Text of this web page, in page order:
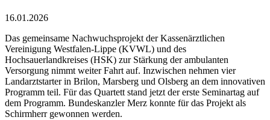
16.01.2026
Das gemeinsame Nachwuchsprojekt der Kassenärztlichen
Vereinigung Westfalen-Lippe (KVWL) und des
Hochsauerlandkreises (HSK) zur Stärkung der ambulanten
Versorgung nimmt weiter Fahrt auf. Inzwischen nehmen vier
Landarztstarter in Brilon, Marsberg und Olsberg an dem innovativen
Programm teil. Für das Quartett stand jetzt der erste Seminartag auf
dem Programm. Bundeskanzler Merz konnte für das Projekt als
Schirmherr gewonnen werden.